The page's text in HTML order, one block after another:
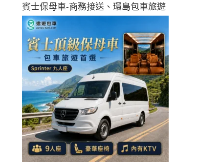
賓士保母車-商務接送、環島包車旅遊